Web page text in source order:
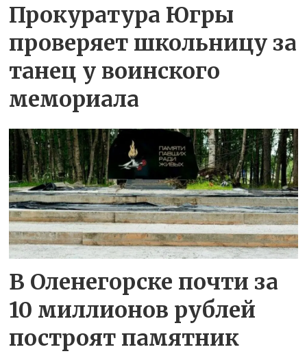
Прокуратура Югры
проверяет школьницу за
танец у воинского
мемориала
В Оленегорске почти за
10 миллионов рублей
построят памятник